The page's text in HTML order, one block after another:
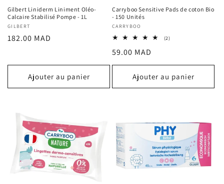
Gilbert Liniderm Liniment Oléo-
Calcaire Stabilisé Pompe - 1L
Fournisseur :
GILBERT
Prix
182.00 MAD
Ajouter au panier
Carryboo Sensitive Pads de coton Bio
- 150 Unités
Fournisseur :
CARRYBOO
(2)2
Prix
habituel
59.00 MAD
Ajouter au panier